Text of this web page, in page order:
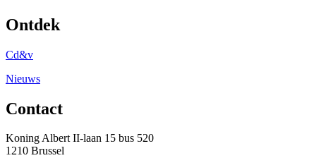
Ontdek
Cd&v
Nieuws
Contact
Koning Albert II-laan 15 bus 520
1210 Brussel